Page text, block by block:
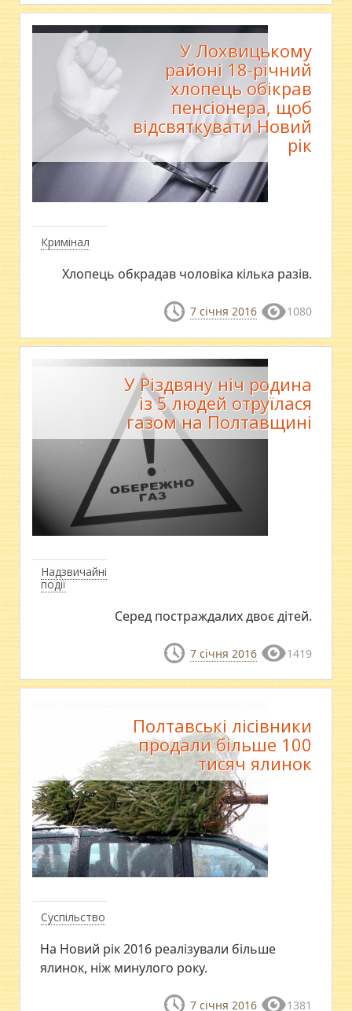
Кримінал
У Лохвицькому
районі 18-річний
хлопець обікрав
пенсіонера, щоб
відсвяткувати Новий
рік
Хлопець обкрадав чоловіка кілька разів.
7 січня 2016 1080
Надзвичайні
події
У Різдвяну ніч родина
із 5 людей отруїлася
газом на Полтавщині
Серед постраждалих двоє дітей.
7 січня 2016 1419
Суспільство
Полтавські лісівники
продали більше 100
тисяч ялинок
​На Новий рік 2016 реалізували більше
ялинок, ніж минулого року.
7 січня 2016 1381